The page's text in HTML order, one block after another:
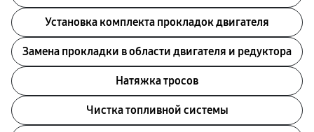
Установка комплекта прокладок двигателя
Замена прокладки в области двигателя и редуктора
Натяжка тросов
Чистка топливной системы